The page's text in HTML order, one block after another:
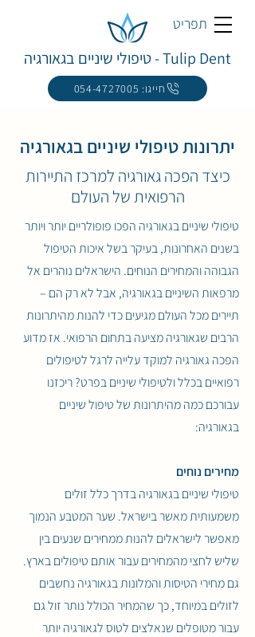
תפריט
Tulip Dent - טיפולי שיניים בגאורגיה
חייגו: 054-4727005
יתרונות טיפולי שיניים בגאורגיה
כיצד הפכה גאורגיה למרכז התיירות
הרפואית של העולם
טיפולי שיניים בגאורגיה הפכו פופולריים יותר ויותר
בשנים האחרונות, בעיקר בשל איכות הטיפול
הגבוהה והמחירים הנוחים. הישראלים נוהרים אל
מרפאות השיניים בגאורגיה, אבל לא רק הם –
תיירים מכל העולם מגיעים כדי להנות מהיתרונות
הרבים שגאורגיה מציעה בתחום הרפואי. אז מדוע
הפכה גאורגיה למוקד עלייה לרגל לטיפולים
רפואיים בכלל ולטיפולי שיניים בפרט? ריכזנו
עבורכם כמה מהיתרונות של טיפול שיניים
בגאורגיה:
מחירים נוחים
טיפולי שיניים בגאורגיה בדרך כלל זולים
משמעותית מאשר בישראל. שער המטבע הנמוך
מאפשר לישראלים להנות ממחירים שנעים בין
שליש לחצי מהמחירים עבור אותם טיפולים בארץ.
גם מחירי הטיסות והמלונות בגאורגיה נחשבים
לזולים במיוחד, כך שהמחיר הכולל נותר זול גם
עבור מטופלים שנאלצים לטוס לגאורגיה יותר